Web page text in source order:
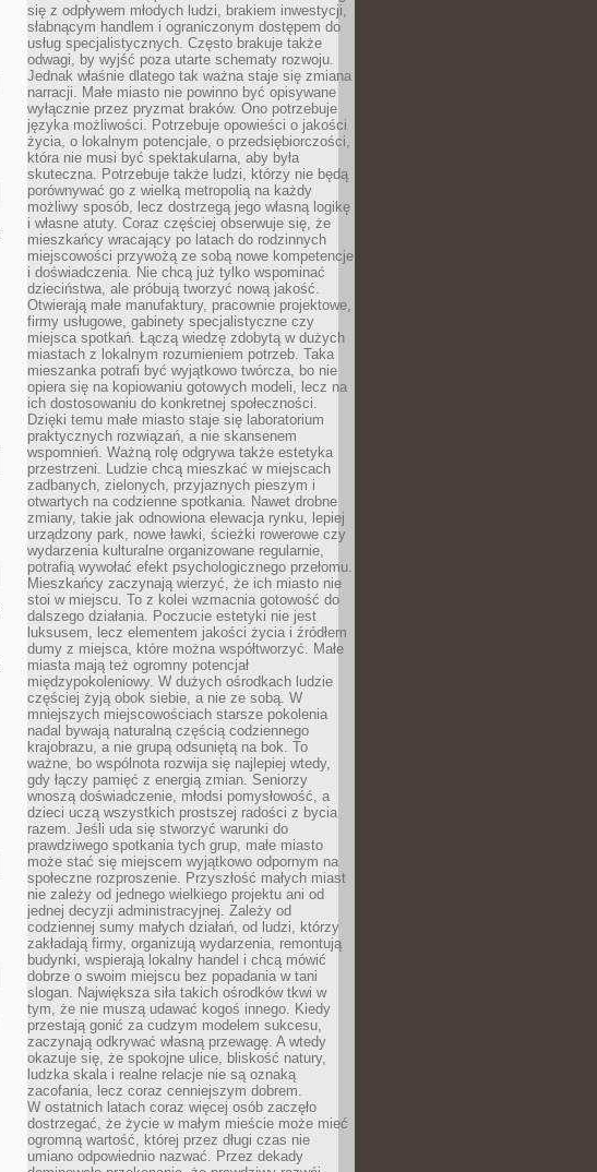
się z odpływem młodych ludzi, brakiem inwestycji,
słabnącym handlem i ograniczonym dostępem do
usług specjalistycznych. Często brakuje także
odwagi, by wyjść poza utarte schematy rozwoju.
Jednak właśnie dlatego tak ważna staje się zmiana
narracji. Małe miasto nie powinno być opisywane
wyłącznie przez pryzmat braków. Ono potrzebuje
języka możliwości. Potrzebuje opowieści o jakości
życia, o lokalnym potencjale, o przedsiębiorczości,
która nie musi być spektakularna, aby była
skuteczna. Potrzebuje także ludzi, którzy nie będą
porównywać go z wielką metropolią na każdy
możliwy sposób, lecz dostrzegą jego własną logikę
i własne atuty. Coraz częściej obserwuje się, że
mieszkańcy wracający po latach do rodzinnych
miejscowości przywożą ze sobą nowe kompetencje
i doświadczenia. Nie chcą już tylko wspominać
dzieciństwa, ale próbują tworzyć nową jakość.
Otwierają małe manufaktury, pracownie projektowe,
firmy usługowe, gabinety specjalistyczne czy
miejsca spotkań. Łączą wiedzę zdobytą w dużych
miastach z lokalnym rozumieniem potrzeb. Taka
mieszanka potrafi być wyjątkowo twórcza, bo nie
opiera się na kopiowaniu gotowych modeli, lecz na
ich dostosowaniu do konkretnej społeczności.
Dzięki temu małe miasto staje się laboratorium
praktycznych rozwiązań, a nie skansenem
wspomnień. Ważną rolę odgrywa także estetyka
przestrzeni. Ludzie chcą mieszkać w miejscach
zadbanych, zielonych, przyjaznych pieszym i
otwartych na codzienne spotkania. Nawet drobne
zmiany, takie jak odnowiona elewacja rynku, lepiej
urządzony park, nowe ławki, ścieżki rowerowe czy
wydarzenia kulturalne organizowane regularnie,
potrafią wywołać efekt psychologicznego przełomu.
Mieszkańcy zaczynają wierzyć, że ich miasto nie
stoi w miejscu. To z kolei wzmacnia gotowość do
dalszego działania. Poczucie estetyki nie jest
luksusem, lecz elementem jakości życia i źródłem
dumy z miejsca, które można współtworzyć. Małe
miasta mają też ogromny potencjał
międzypokoleniowy. W dużych ośrodkach ludzie
częściej żyją obok siebie, a nie ze sobą. W
mniejszych miejscowościach starsze pokolenia
nadal bywają naturalną częścią codziennego
krajobrazu, a nie grupą odsuniętą na bok. To
ważne, bo wspólnota rozwija się najlepiej wtedy,
gdy łączy pamięć z energią zmian. Seniorzy
wnoszą doświadczenie, młodsi pomysłowość, a
dzieci uczą wszystkich prostszej radości z bycia
razem. Jeśli uda się stworzyć warunki do
prawdziwego spotkania tych grup, małe miasto
może stać się miejscem wyjątkowo odpornym na
społeczne rozproszenie. Przyszłość małych miast
nie zależy od jednego wielkiego projektu ani od
jednej decyzji administracyjnej. Zależy od
codziennej sumy małych działań, od ludzi, którzy
zakładają firmy, organizują wydarzenia, remontują
budynki, wspierają lokalny handel i chcą mówić
dobrze o swoim miejscu bez popadania w tani
slogan. Największa siła takich ośrodków tkwi w
tym, że nie muszą udawać kogoś innego. Kiedy
przestają gonić za cudzym modelem sukcesu,
zaczynają odkrywać własną przewagę. A wtedy
okazuje się, że spokojne ulice, bliskość natury,
ludzka skala i realne relacje nie są oznaką
zacofania, lecz coraz cenniejszym dobrem.
W ostatnich latach coraz więcej osób zaczęło
dostrzegać, że życie w małym mieście może mieć
ogromną wartość, której przez długi czas nie
umiano odpowiednio nazwać. Przez dekady